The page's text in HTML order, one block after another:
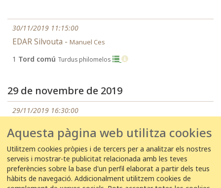
30/11/2019 11:15:00
EDAR Silvouta - Manuel Ces
1 Tord comú Turdus philomelos
29 de novembre de 2019
29/11/2019 16:30:00
Tord comú Turdus philomelos
29/11/2019 16:00:00
Aquesta pàgina web utilitza cookies
Utilitzem cookies pròpies i de tercers per a analitzar els nostres
serveis i mostrar-te publicitat relacionada amb les teves
preferències sobre la base d'un perfil elaborat a partir dels teus
hàbits de navegació. Addicionalment utilitzem cookies de